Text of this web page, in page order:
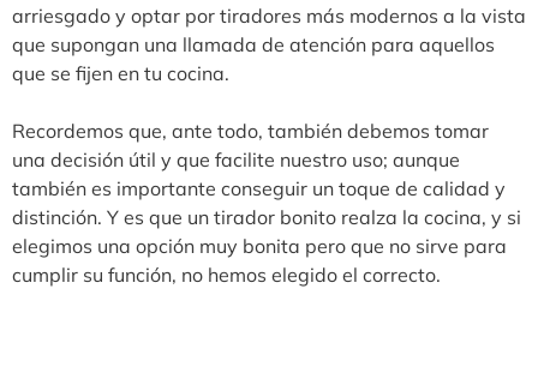
arriesgado y optar por tiradores más modernos a la vista
que supongan una llamada de atención para aquellos
que se fijen en tu cocina.
Recordemos que, ante todo, también debemos tomar
una decisión útil y que facilite nuestro uso; aunque
también es importante conseguir un toque de calidad y
distinción. Y es que un tirador bonito realza la cocina, y si
elegimos una opción muy bonita pero que no sirve para
cumplir su función, no hemos elegido el correcto.